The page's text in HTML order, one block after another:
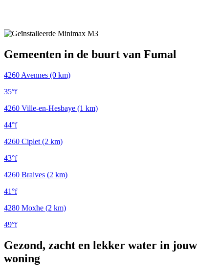
Gemeenten in de buurt van Fumal
4260 Avennes (0 km)
35°f
4260 Ville-en-Hesbaye (1 km)
44°f
4260 Ciplet (2 km)
43°f
4260 Braives (2 km)
41°f
4280 Moxhe (2 km)
49°f
Gezond, zacht en lekker water in jouw
woning